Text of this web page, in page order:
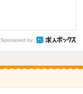
Sponsored by